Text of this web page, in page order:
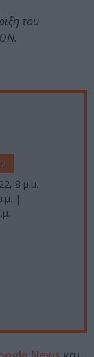
του
8 μ.μ.
|